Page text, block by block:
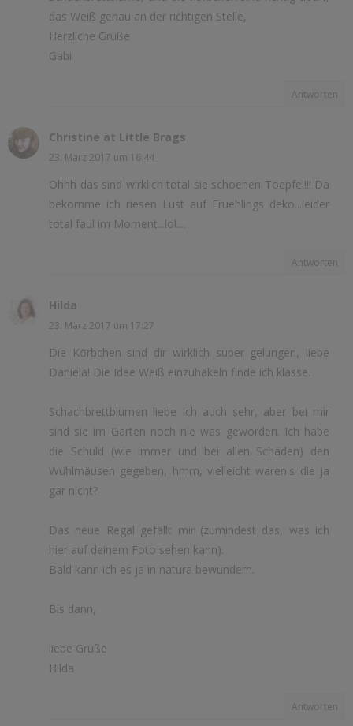
das Weiß genau an der richtigen Stelle,
Herzliche Grüße
Gabi
Antworten
Christine at Little Brags
23. März 2017 um 16:44
Ohhh das sind wirklich total sie schoenen Toepfe!!!! Da
bekomme ich riesen Lust auf Fruehlings deko...leider
total faul im Moment...lol....
Antworten
Hilda
23. März 2017 um 17:27
Die Körbchen sind dir wirklich super gelungen, liebe
Daniela! Die Idee Weiß einzuhäkeln finde ich klasse.
Schachbrettblumen liebe ich auch sehr, aber bei mir
sind sie im Garten noch nie was geworden. Ich habe
die Schuld (wie immer und bei allen Schäden) den
Wühlmäusen gegeben, hmm, vielleicht waren's die ja
gar nicht?
Das neue Regal gefällt mir (zumindest das, was ich
hier auf deinem Foto sehen kann).
Bald kann ich es ja in natura bewundern.
Bis dann,
liebe Grüße
Hilda
Antworten